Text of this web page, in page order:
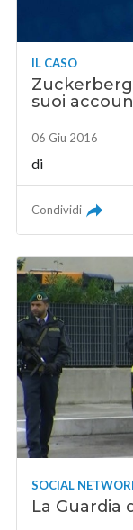
IL CASO
suoi
06 Giu 2016
di
Condividi
SOCIAL
La Guardia